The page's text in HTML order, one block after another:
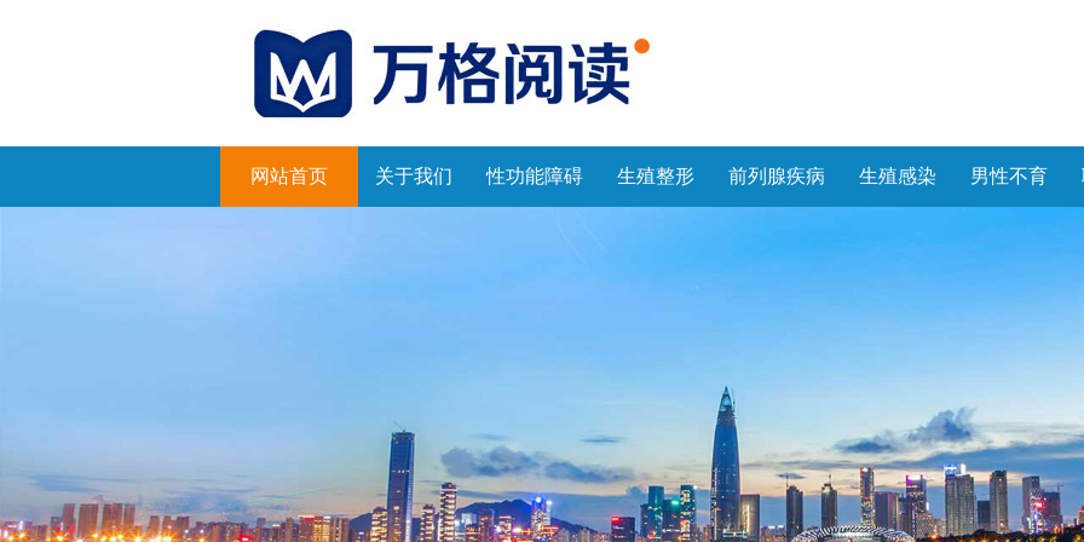
网站首页 关于我们 性功能障碍 生殖整形 前列腺疾病 生殖感染 男性不育